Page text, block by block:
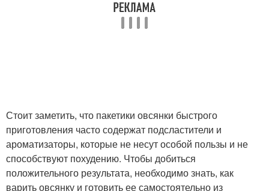
Стоит заметить, что пакетики овсянки быстрого
приготовления часто содержат подсластители и
ароматизаторы, которые не несут особой пользы и не
способствуют похудению. Чтобы добиться
положительного результата, необходимо знать, как
варить овсянку и готовить ее самостоятельно из